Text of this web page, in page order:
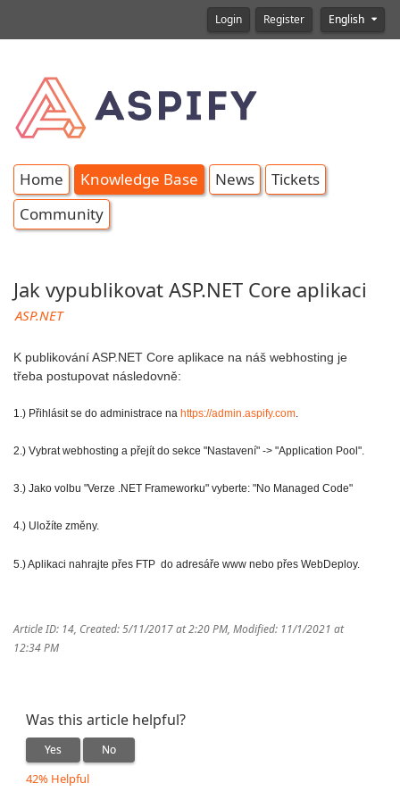
Login Register English
Home Knowledge Base News
Tickets
Community
Jak vypublikovat ASP.NET Core aplikaci
ASP.NET
K publikování ASP.NET Core aplikace na náš webhosting je
třeba postupovat následovně:
1.) Přihlásit se do administrace na https://admin.aspify.com.
2.) Vybrat webhosting a přejít do sekce "Nastavení" -> "Application Pool".
3.) Jako volbu "Verze .NET Frameworku" vyberte: "No Managed Code"
4.) Uložíte změny.
5.) Aplikaci nahrajte přes FTP do adresáře www nebo přes WebDeploy.
Article ID: 14, Created: 5/11/2017 at 2:20 PM, Modified: 11/1/2021 at
12:34 PM
Was this article helpful?
Yes No
42% Helpful